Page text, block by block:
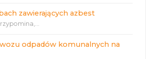
zawierających azbest
odpadów komunalnych na